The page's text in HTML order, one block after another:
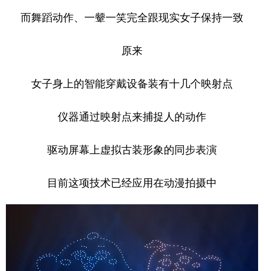
而舞蹈动作、一颦一笑完全跟现实女子保持一致
原来
女子身上的智能穿戴设备装有十几个映射点
仪器通过映射点来捕捉人的动作
驱动屏幕上虚拟古装形象的同步表演
目前这项技术已经应用在动漫拍摄中